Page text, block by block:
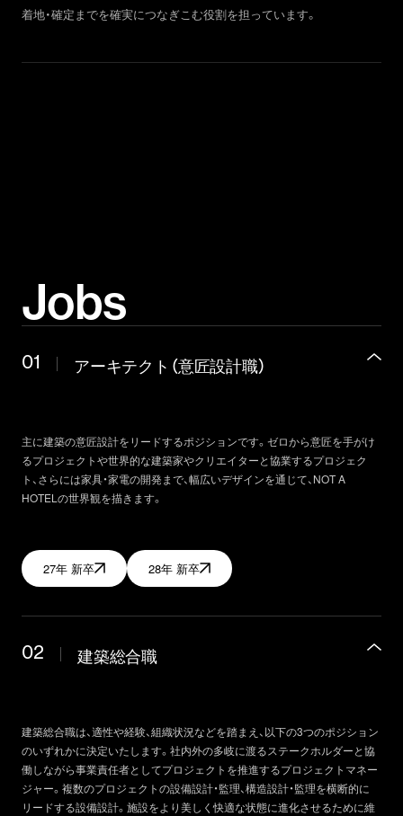
着地・確定までを確実につなぎこむ役割を担っています。
Jobs
01 アーキテクト（意匠設計職）
主に建築の意匠設計をリードするポジションです。ゼロから意匠を手がけ
るプロジェクトや世界的な建築家やクリエイターと協業するプロジェク
ト、さらには家具・家電の開発まで、幅広いデザインを通じて、NOT A
HOTELの世界観を描きます。
27年 新卒 28年 新卒
02 建築総合職
建築総合職は、適性や経験、組織状況などを踏まえ、以下の3つのポジション
のいずれかに決定いたします。社内外の多岐に渡るステークホルダーと協
働しながら事業責任者としてプロジェクトを推進するプロジェクトマネー
ジャー。複数のプロジェクトの設備設計・監理、構造設計・監理を横断的に
リードする設備設計。施設をより美しく快適な状態に進化させるために維